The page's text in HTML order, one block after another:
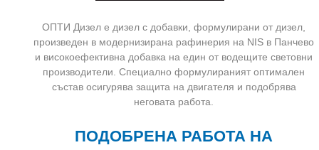
ОПТИ Дизел е дизел с добавки, формулирани от дизел,
произведен в модернизирана рафинерия на NIS в Панчево
и високоефективна добавка на един от водещите световни
производители. Специално формулираният оптимален
състав осигурява защита на двигателя и подобрява
неговата работа.
ПОДОБРЕНА РАБОТА НА